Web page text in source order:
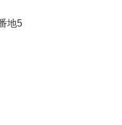
地5